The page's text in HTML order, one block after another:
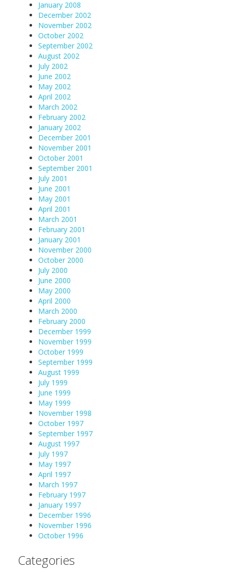
January 2008
December 2002
November 2002
October 2002
September 2002
August 2002
July 2002
June 2002
May 2002
April 2002
March 2002
February 2002
January 2002
December 2001
November 2001
October 2001
September 2001
July 2001
June 2001
May 2001
April 2001
March 2001
February 2001
January 2001
November 2000
October 2000
July 2000
June 2000
May 2000
April 2000
March 2000
February 2000
December 1999
November 1999
October 1999
September 1999
August 1999
July 1999
June 1999
May 1999
November 1998
October 1997
September 1997
August 1997
July 1997
May 1997
April 1997
March 1997
February 1997
January 1997
December 1996
November 1996
October 1996
Categories